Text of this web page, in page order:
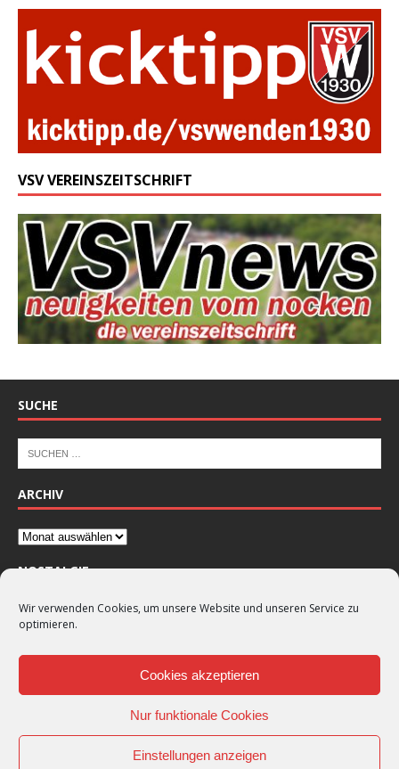
Wir verwenden Cookies, um unsere Website und unseren Service zu
optimieren.
Cookies akzeptieren
Nur funktionale Cookies
Einstellungen anzeigen
VSV VEREINSZEITSCHRIFT
SUCHE
ARCHIV
NOSTALGIE